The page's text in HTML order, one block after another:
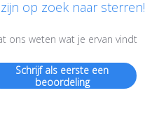
op zoek naar sterren!
ons weten wat je ervan vindt
Schrijf als eerste een
beoordeling